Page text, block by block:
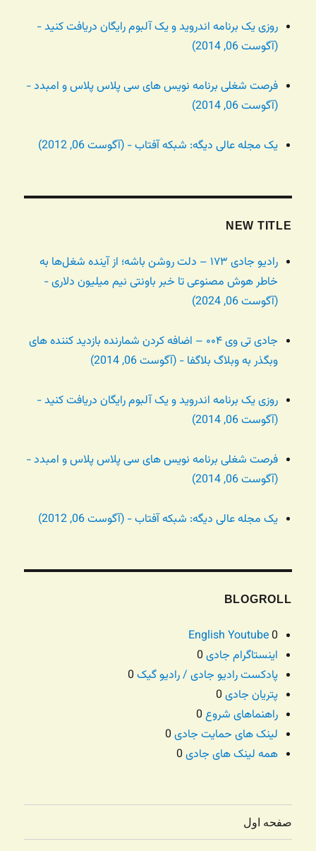
روزی یک برنامه اندروید و یک آلبوم رایگان دریافت کنید -
(آگوست 06, 2014)
فرصت شغلی برنامه نویس های سی پلاس پلاس و امبدد -
(آگوست 06, 2014)
یک مجله عالی دیگه: شبکه آفتاب - (آگوست 06, 2012)
NEW TITLE
رادیو جادی ۱۷۳ – دلت روشن باشه؛ از آینده شغل‌ها به
خاطر هوش مصنوعی تا خبر باونتی نیم میلیون دلاری -
(آگوست 06, 2024)
جادی تی وی ۰۰۴ – اضافه کردن شمارنده بازدید کننده های
وبگذر به وبلاگ بلاگفا - (آگوست 06, 2014)
روزی یک برنامه اندروید و یک آلبوم رایگان دریافت کنید -
(آگوست 06, 2014)
فرصت شغلی برنامه نویس های سی پلاس پلاس و امبدد -
(آگوست 06, 2014)
یک مجله عالی دیگه: شبکه آفتاب - (آگوست 06, 2012)
BLOGROLL
English Youtube0
اینستاگرام جادی
پادکست رادیو جادی / رادیو گیک
پتریان جادی
راهنماهای شروع
لینک های حمایت جادی
همه لینک های جادی
صفحه اول